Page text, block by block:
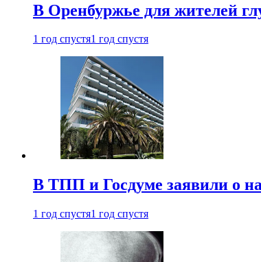
В Оренбуржье для жителей
1 год спустя1 год спустя
В ТПП и Госдуме заявили о
1 год спустя1 год спустя